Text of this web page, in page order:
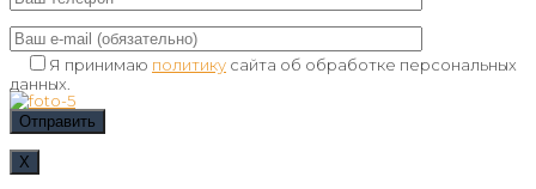
Я принимаю политику сайта об обработке персональных
данных.
Х